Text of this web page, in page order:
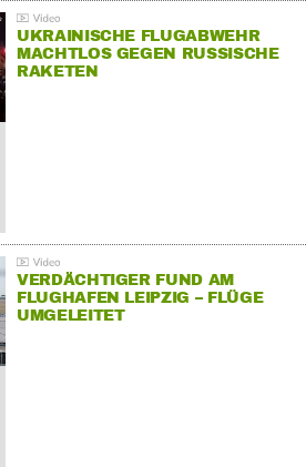
UKRAINISCHE FLUGABWEHR
MACHTLOS GEGEN RUSSISCHE
RAKETEN
VERDÄCHTIGER FUND AM
FLUGHAFEN LEIPZIG – FLÜGE
UMGELEITET